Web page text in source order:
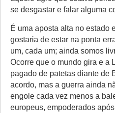
se desgastar e falar alguma
É uma aposta alta no estado
gostaria de estar na ponta
um, cada um; ainda somos
Ocorre que o mundo gira e a
pagado de patetas diante de
acordo, mas a guerra ainda
engole cada vez menos a
europeus, empoderados